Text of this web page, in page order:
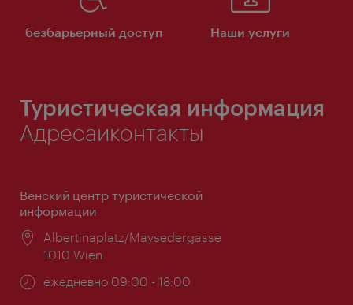
безбарьерный доступ Наши услуги
Туристическая информация
Адресаиконтакты
Венский центр туристической
информации
Расположение:
Albertinaplatz/Maysedergasse
1010 Wien
Часы
ежедневно 09:00 - 18:00